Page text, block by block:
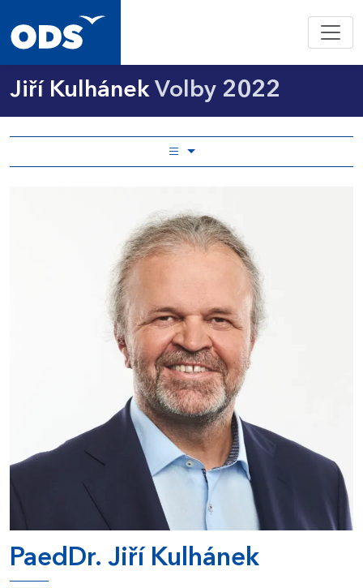
Jiří Kulhánek Volby 2022
PaedDr. Jiří Kulhánek